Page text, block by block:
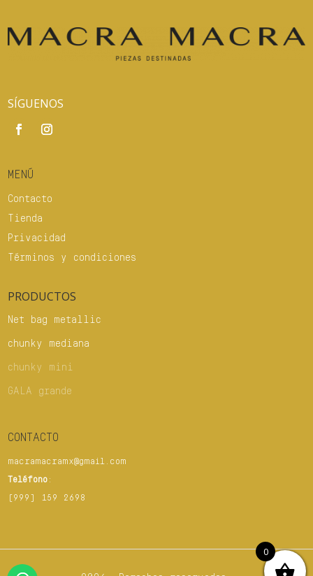
SÍGUENOS
MENÚ
Contacto
Tienda
Privacidad
Términos y condiciones
PRODUCTOS
Net bag metallic
chunky mediana
chunky mini
GALA grande
CONTACTO
macramacramx@gmail.com
Teléfono :
(999) 159 2698
0